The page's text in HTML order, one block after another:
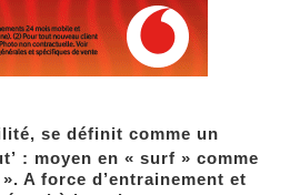
se définit comme un
: moyen en « surf » comme
A force d’entrainement et